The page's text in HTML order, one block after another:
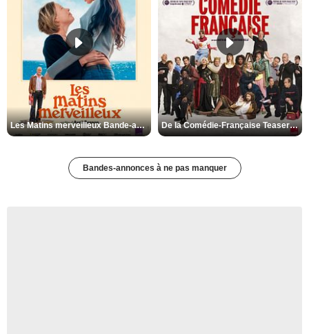
Les Matins merveilleux Bande-annonce VF De la Comédie-Française Teaser VF
Bandes-annonces à ne pas manquer